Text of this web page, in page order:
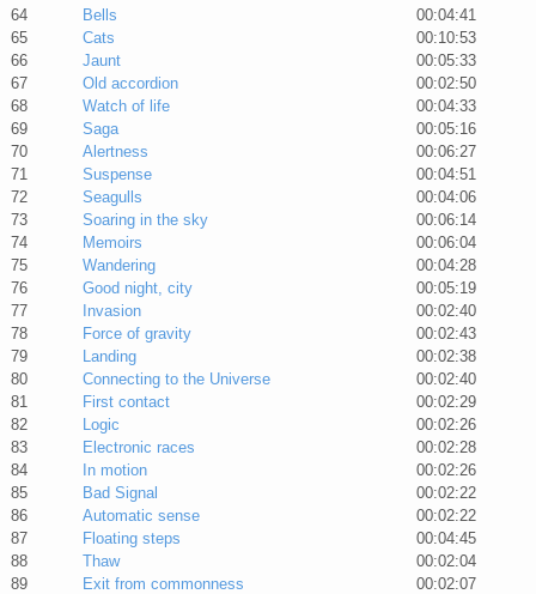
64
Bells
00:04:41
65
Cats
00:10:53
66
Jaunt
00:05:33
67
Old accordion
00:02:50
68
Watch of life
00:04:33
69
Saga
00:05:16
70
Alertness
00:06:27
71
Suspense
00:04:51
72
Seagulls
00:04:06
73
Soaring in the sky
00:06:14
74
Memoirs
00:06:04
75
Wandering
00:04:28
76
Good night, city
00:05:19
77
Invasion
00:02:40
78
Force of gravity
00:02:43
79
Landing
00:02:38
80
Connecting to the Universe
00:02:40
81
First contact
00:02:29
82
Logic
00:02:26
83
Electronic races
00:02:28
84
In motion
00:02:26
85
Bad Signal
00:02:22
86
Automatic sense
00:02:22
87
Floating steps
00:04:45
88
Thaw
00:02:04
89
Exit from commonness
00:02:07